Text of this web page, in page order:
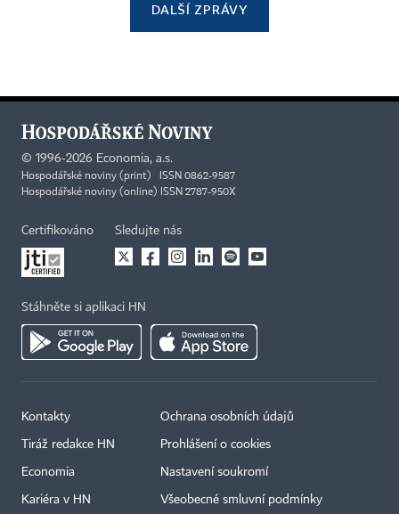
DALŠÍ ZPRÁVY
© 1996-2026 Economia, a.s.
Hospodářské noviny (print) ISSN 0862-9587
Hospodářské noviny (online) ISSN 2787-950X
Certifikováno Sledujte nás
Stáhněte si aplikaci HN
Kontakty
Tiráž redakce HN
Economia
Kariéra v HN
Ochrana osobních údajů
Prohlášení o cookies
Nastavení soukromí
Všeobecné smluvní podmínky